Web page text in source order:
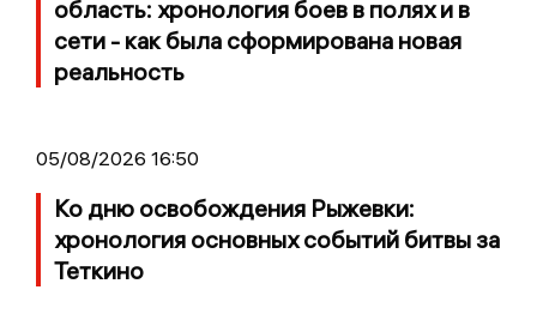
область: хронология боев в полях и в
сети - как была сформирована новая
реальность
05/08/2026 16:50
Ко дню освобождения Рыжевки:
хронология основных событий битвы за
Теткино